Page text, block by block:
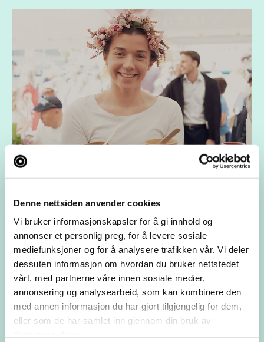
Denne nettsiden anvender cookies
Vi bruker informasjonskapsler for å gi innhold og
annonser et personlig preg, for å levere sosiale
mediefunksjoner og for å analysere trafikken vår. Vi deler
dessuten informasjon om hvordan du bruker nettstedet
vårt, med partnerne våre innen sosiale medier,
annonsering og analysearbeid, som kan kombinere den
med annen informasjon du har gjort tilgjengelig for dem,
eller som de har samlet inn gjennom din bruk av
Vi teller ned til Gladmat
Denne uken skal vi endelig spise oss stappmette
igjen.Velkommen til Gladmat 24. til...
Nyheter